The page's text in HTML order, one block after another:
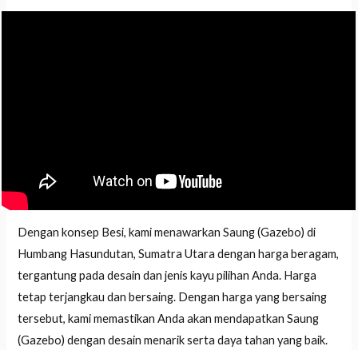
Dengan konsep Besi, kami menawarkan Saung (Gazebo) di
Humbang Hasundutan, Sumatra Utara dengan harga beragam,
tergantung pada desain dan jenis kayu pilihan Anda. Harga
tetap terjangkau dan bersaing. Dengan harga yang bersaing
tersebut, kami memastikan Anda akan mendapatkan Saung
(Gazebo) dengan desain menarik serta daya tahan yang baik.